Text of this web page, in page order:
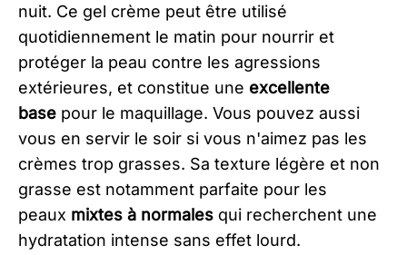
nuit. Ce gel crème peut être utilisé
quotidiennement le matin pour nourrir et
protéger la peau contre les agressions
extérieures, et constitue une excellente
base pour le maquillage. Vous pouvez aussi
vous en servir le soir si vous n'aimez pas les
crèmes trop grasses. Sa texture légère et non
grasse est notamment parfaite pour les
peaux mixtes à normales qui recherchent une
hydratation intense sans effet lourd.